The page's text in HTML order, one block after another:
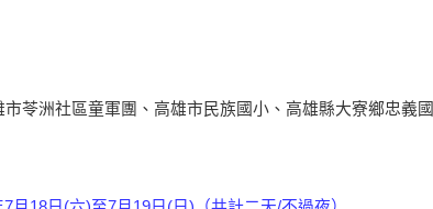
苓洲社區童軍團、高雄市民族國小、高雄縣大寮鄉忠義國